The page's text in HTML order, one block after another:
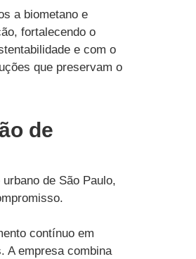
a biometano e
fortalecendo o
e com o
que preservam o
de
de São Paulo,
contínuo em
A empresa combina